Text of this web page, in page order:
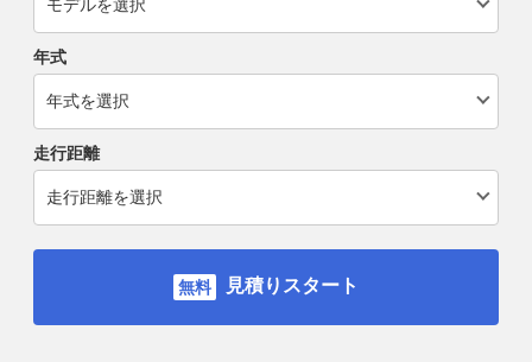
年式
走行距離
見積りスタート